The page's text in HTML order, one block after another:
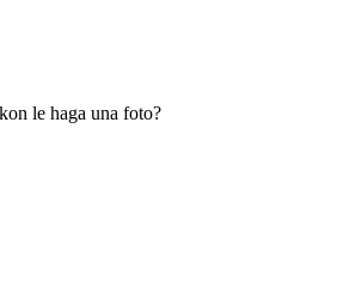
le haga una foto?